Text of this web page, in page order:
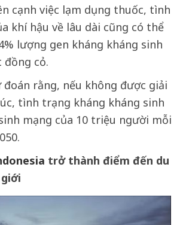
cạnh việc lạm dụng thuốc, tình
khí hậu về lâu dài cũng có thể
lượng gen kháng kháng sinh
đồng cỏ.
đoán rằng, nếu không được giải
tình trạng kháng kháng sinh
mạng của 10 triệu người mỗi
trở thành điểm đến du